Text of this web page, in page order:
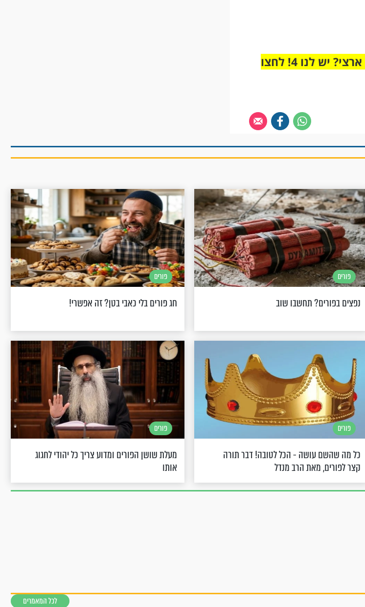
מחוברים רק לקבוצת ווטסאפ אחת מבית מוקד תהילים ארצי? יש לנו 4! לחצו
פורים
נפצים בפורים? תחשבו שוב
פורים
חג פורים בלי כאבי בטן? זה אפשרי!
פורים
כל מה שהשם עושה - הכל לטובה! דבר תורה
קצר לפורים, מאת הרב מנדל
פורים
מעלת שושן הפורים ומדוע צריך כל יהודי לחגוג
אותו
לכל המאמרים